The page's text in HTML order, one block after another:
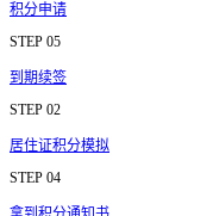
积分申请
STEP 05
到期续签
STEP 02
居住证积分模拟
STEP 04